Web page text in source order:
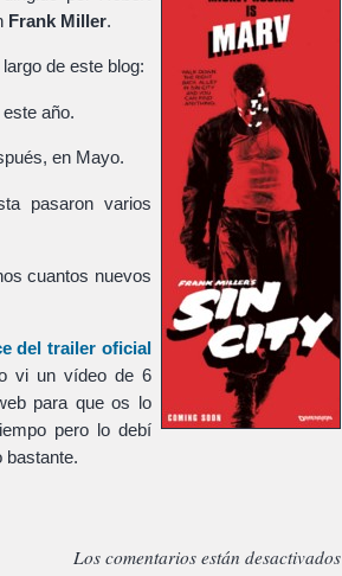
Frank Miller.
de este blog:
año.
en Mayo.
pasaron varios
cuantos nuevos
del trailer oficial
vi un vídeo de 6
para que os lo
pero lo debí
bastante.
Los comentarios están desactivados